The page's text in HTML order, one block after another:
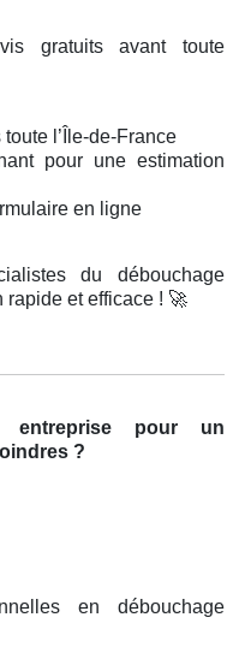
gratuits avant toute
l’Île-de-France
pour une estimation
en ligne
du débouchage
et efficace ! 🚀
entreprise pour un
?
en débouchage